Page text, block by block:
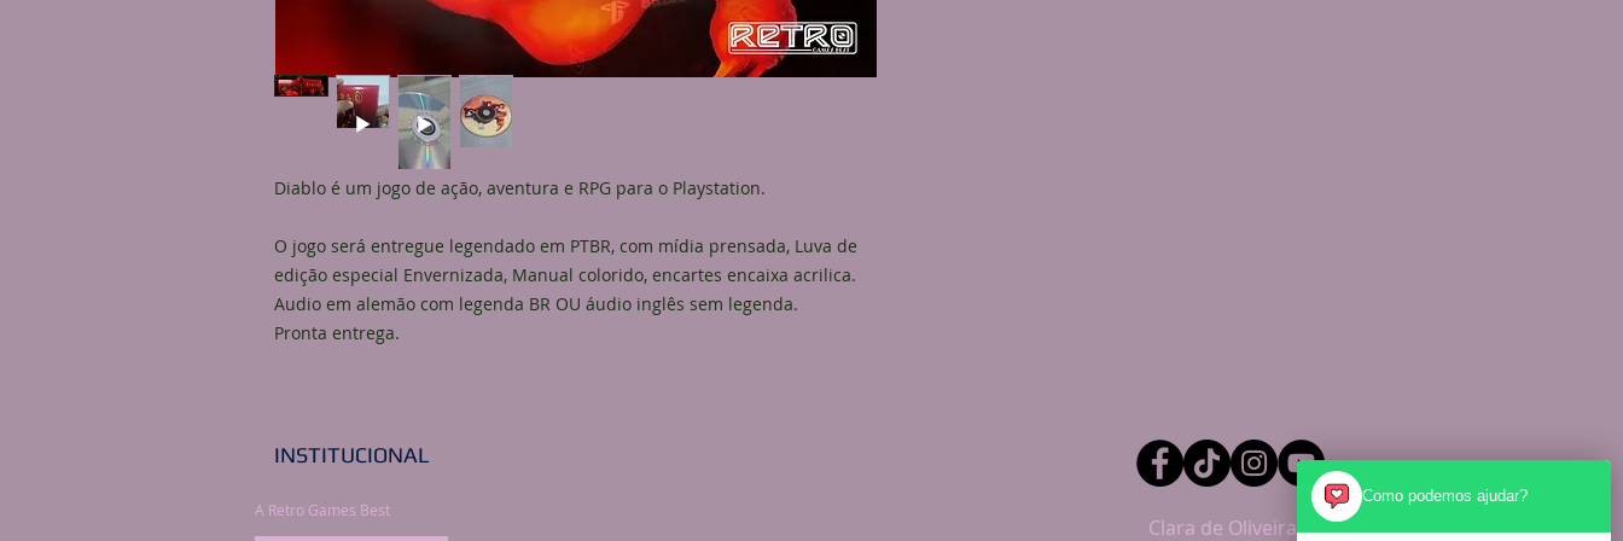
Diablo é um jogo de ação, aventura e RPG para o Playstation.
O jogo será entregue legendado em PTBR, com mídia prensada, Luva de
edição especial Envernizada, Manual colorido, encartes encaixa acrilica.
Audio em alemão com legenda BR OU áudio inglês sem legenda.
Pronta entrega.
Clara de Oliveira Pinto
INSTITUCIONAL
A Retro Games Best
Como podemos ajudar?